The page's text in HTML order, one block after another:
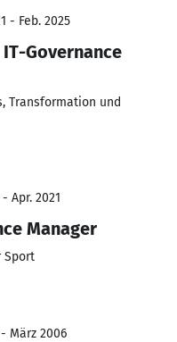
- Feb. 2025
Governance
Transformation und
Apr. 2021
Manager
Sport
März 2006